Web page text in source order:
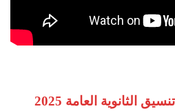
خطوات تسجيل رغبات تنسيق الثانوية العامة 2025